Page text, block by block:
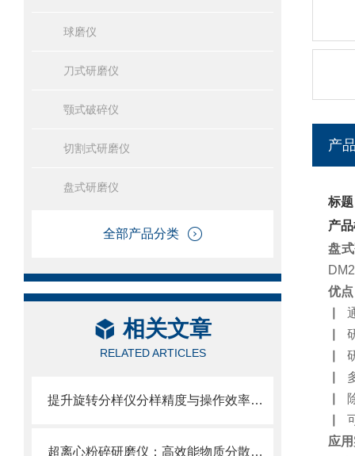
球磨仪
刀式研磨仪
颚式破碎仪
切割式研磨仪
盘式研磨仪
全部产品分类
相关文章
RELATED ARTICLES
提升旋转分样仪分样精度与操作效率的优化策略
超离心粉碎研磨仪：高效能物质分散的利器
产
标
产
盘
优
应